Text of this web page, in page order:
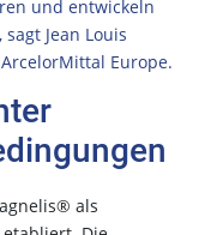
und entwickeln
Jean Louis
Europe.
als